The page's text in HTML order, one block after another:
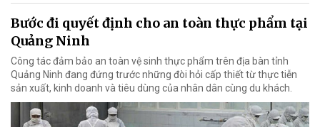
Bước đi quyết định cho an toàn thực phẩm tại
Quảng Ninh
Công tác đảm bảo an toàn vệ sinh thực phẩm trên địa bàn tỉnh
Quảng Ninh đang đứng trước những đòi hỏi cấp thiết từ thực tiễn
sản xuất, kinh doanh và tiêu dùng của nhân dân cùng du khách.